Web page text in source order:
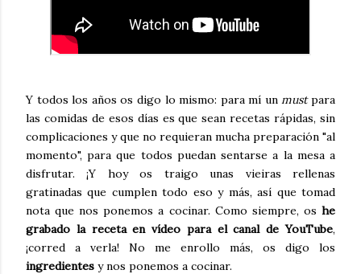
Y todos los años os digo lo mismo: para mí un mustpara
las comidas de esos días es que sean recetas rápidas, sin
complicaciones y que no requieran mucha preparación "al
momento", para que todos puedan sentarse a la mesa a
disfrutar. ¡Y hoy os traigo unas vieiras rellenas
gratinadas que cumplen todo eso y más, así que tomad
nota que nos ponemos a cocinar. Como siempre, os he
grabado la receta en vídeo para el canal de YouTube,
¡corred a verla! No me enrollo más, os digo los
ingredientes y nos ponemos a cocinar.